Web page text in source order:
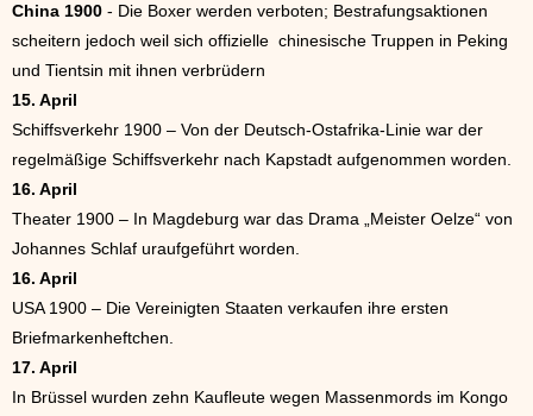
China 1900 - Die Boxer werden verboten; Bestrafungsaktionen
scheitern jedoch weil sich offizielle chinesische Truppen in Peking
und Tientsin mit ihnen verbrüdern
15. April
Schiffsverkehr 1900 – Von der Deutsch-Ostafrika-Linie war der
regelmäßige Schiffsverkehr nach Kapstadt aufgenommen worden.
16. April
Theater 1900 – In Magdeburg war das Drama „Meister Oelze“ von
Johannes Schlaf uraufgeführt worden.
16. April
USA 1900 – Die Vereinigten Staaten verkaufen ihre ersten
Briefmarkenheftchen.
17. April
In Brüssel wurden zehn Kaufleute wegen Massenmords im Kongo